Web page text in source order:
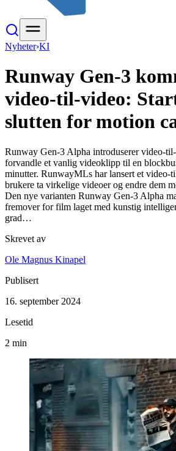
Nyheter›KI
Runway Gen-3
video-til-video:
slutten for motion
Runway Gen-3 Alpha introduserer video-
forvandle et vanlig videoklipp til en
minutter. RunwayMLs har lansert et video-
brukere ta virkelige videoer og endre dem
Den nye varianten Runway Gen-3 Alpha
fremover for film laget med kunstig
grad…
Skrevet av
Ole Magnus Kinapel
Publisert
16. september 2024
Lesetid
2 min